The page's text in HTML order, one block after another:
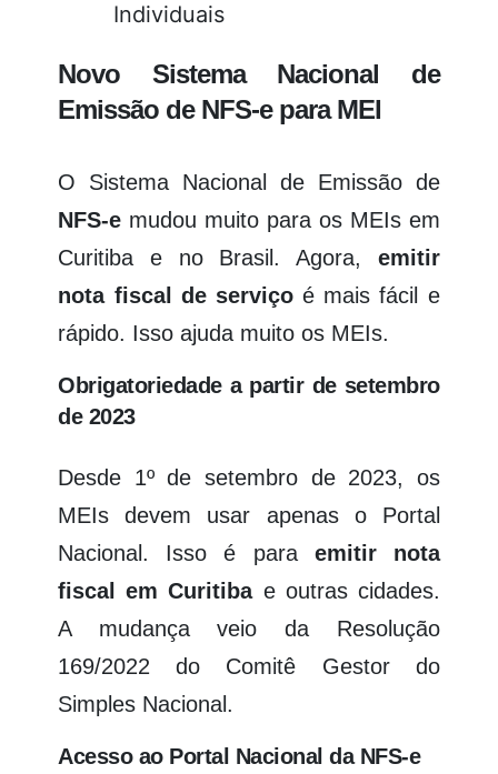
Individuais
Novo Sistema Nacional de
Emissão de NFS-e para MEI
O Sistema Nacional de Emissão de
NFS-e mudou muito para os MEIs em
Curitiba e no Brasil. Agora, emitir
nota fiscal de serviçoé mais fácil e
rápido. Isso ajuda muito os MEIs.
Obrigatoriedade a partir de setembro
de 2023
Desde 1º de setembro de 2023, os
MEIs devem usar apenas o Portal
Nacional. Isso é para emitir nota
fiscal em Curitibae outras cidades.
A mudança veio da Resolução
169/2022 do Comitê Gestor do
Simples Nacional.
Acesso ao Portal Nacional da NFS-e